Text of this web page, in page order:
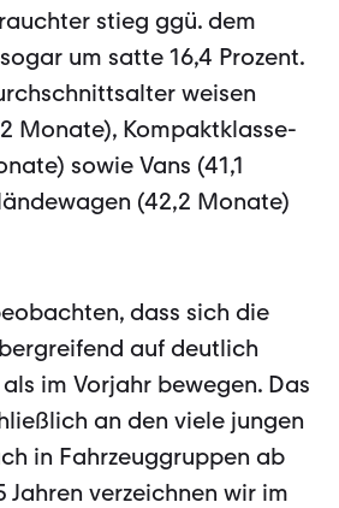
stieg ggü. dem
um satte 16,4 Prozent.
weisen
Monate), Kompaktklasse-
sowie Vans (41,1
(42,2 Monate)
dass sich die
auf deutlich
im Vorjahr bewegen. Das
an den viele jungen
in Fahrzeuggruppen ab
Jahren verzeichnen wir im